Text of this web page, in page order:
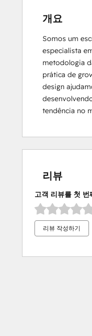
Inbound
Platform
Revenue
Salesforce
개요
Somos um
especialista
metodologia
prática de
design
tendência no
리뷰
고객 리뷰를 첫
리뷰 작성하기